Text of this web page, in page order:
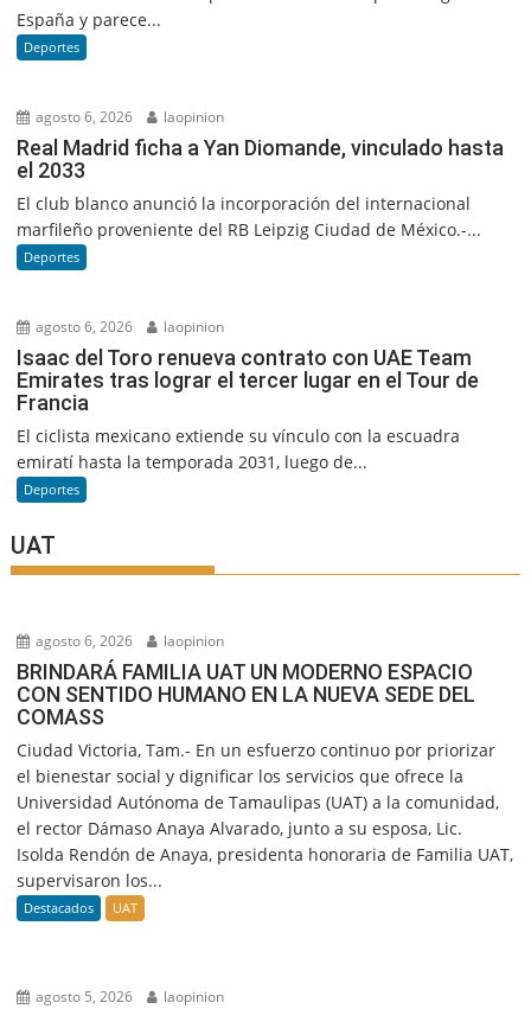
España y parece...
Deportes
agosto 6, 2026 laopinion
Real Madrid ficha a Yan Diomande, vinculado hasta
el 2033
El club blanco anunció la incorporación del internacional
marfileño proveniente del RB Leipzig Ciudad de México.-...
Deportes
agosto 6, 2026 laopinion
Isaac del Toro renueva contrato con UAE Team
Emirates tras lograr el tercer lugar en el Tour de
Francia
El ciclista mexicano extiende su vínculo con la escuadra
emiratí hasta la temporada 2031, luego de...
Deportes
UAT
agosto 6, 2026 laopinion
BRINDARÁ FAMILIA UAT UN MODERNO ESPACIO
CON SENTIDO HUMANO EN LA NUEVA SEDE DEL
COMASS
Ciudad Victoria, Tam.- En un esfuerzo continuo por priorizar
el bienestar social y dignificar los servicios que ofrece la
Universidad Autónoma de Tamaulipas (UAT) a la comunidad,
el rector Dámaso Anaya Alvarado, junto a su esposa, Lic.
Isolda Rendón de Anaya, presidenta honoraria de Familia UAT,
supervisaron los...
Destacados UAT
agosto 5, 2026 laopinion